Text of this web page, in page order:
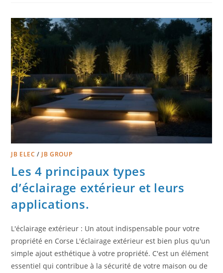
JB ELEC /JB GROUP
Les 4 principaux types
d’éclairage extérieur et leurs
applications.
L'éclairage extérieur : Un atout indispensable pour votre
propriété en Corse L'éclairage extérieur est bien plus qu'un
simple ajout esthétique à votre propriété. C'est un élément
essentiel qui contribue à la sécurité de votre maison ou de